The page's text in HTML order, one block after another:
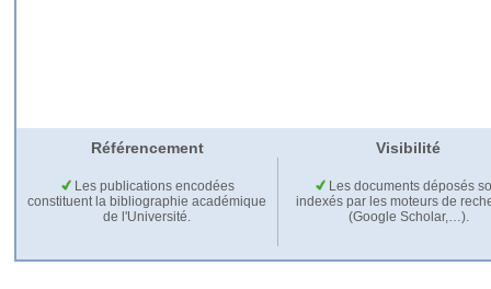
Référencement Visibilité
Les publications encodées
constituent la bibliographie académique
de l'Université.
Les documents déposés
indexés par les moteurs de
(Google Scholar,…).